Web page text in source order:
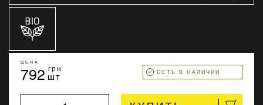
ЦЕНА
792 грн
шт ЕСТЬ В НАЛИЧИИ